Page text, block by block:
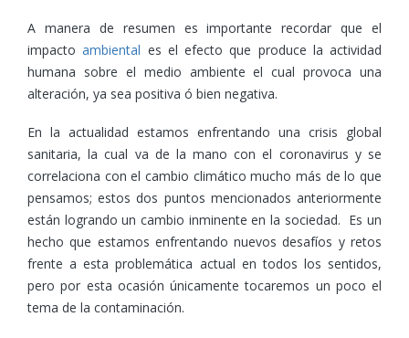
A manera de resumen es importante recordar que el
impactoambiental es el efecto que produce la actividad
humana sobre el medio ambiente el cual provoca una
alteración, ya sea positiva ó bien negativa.
En la actualidad estamos enfrentando una crisis global
sanitaria, la cual va de la mano con el coronavirus y se
correlaciona con el cambio climático mucho más de lo que
pensamos; estos dos puntos mencionados anteriormente
están logrando un cambio inminente en la sociedad. Es un
hecho que estamos enfrentando nuevos desafíos y retos
frente a esta problemática actual en todos los sentidos,
pero por esta ocasión únicamente tocaremos un poco el
tema de la contaminación.